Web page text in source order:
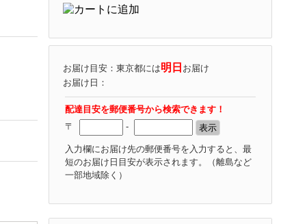
お届け目安：東京都には明日 お届け
お届け日：
配達目安を郵便番号から検索できます！
〒
-
入力欄にお届け先の郵便番号を入力すると、最
短のお届け日目安が表示されます。
（離島など
一部地域除く）